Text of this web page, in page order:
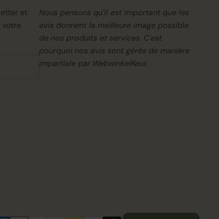
et
votre
Nous pensons qu'il est important que les
avis donnent la meilleure image possible
de nos produits et services. C'est
pourquoi nos avis sont gérés de manière
impartiale par WebwinkelKeur.